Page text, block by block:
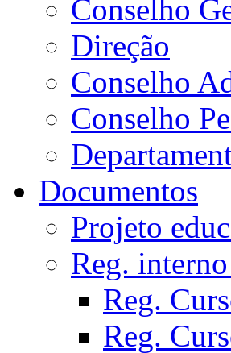
Conselho
Direção
Conselho
Conselho
Documentos
Projeto
Reg.
Reg.
Reg.